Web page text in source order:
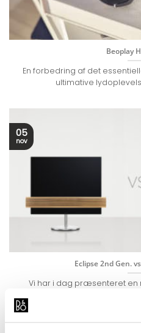
Beoplay
En forbedring af det
ultimative
Eclipse 2nd Gen.
Vi har i dag præsenteret en
05
nov